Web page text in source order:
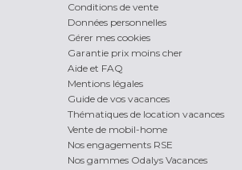
Conditions de vente
Données personnelles
Gérer mes cookies
Garantie prix moins cher
Aide et FAQ
Mentions légales
Guide de vos vacances
Thématiques de location vacances
Vente de mobil-home
Nos engagements RSE
Nos gammes Odalys Vacances